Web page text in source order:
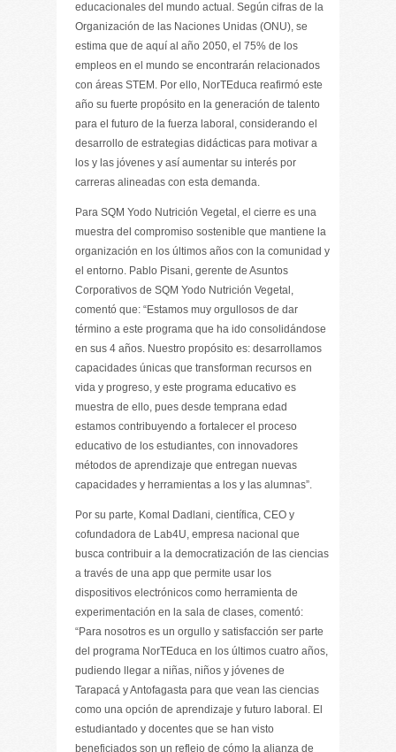
educacionales del mundo actual. Según cifras de la
Organización de las Naciones Unidas (ONU), se
estima que de aquí al año 2050, el 75% de los
empleos en el mundo se encontrarán relacionados
con áreas STEM. Por ello, NorTEduca reafirmó este
año su fuerte propósito en la generación de talento
para el futuro de la fuerza laboral, considerando el
desarrollo de estrategias didácticas para motivar a
los y las jóvenes y así aumentar su interés por
carreras alineadas con esta demanda.
Para SQM Yodo Nutrición Vegetal, el cierre es una
muestra del compromiso sostenible que mantiene la
organización en los últimos años con la comunidad y
el entorno. Pablo Pisani, gerente de Asuntos
Corporativos de SQM Yodo Nutrición Vegetal,
comentó que: “Estamos muy orgullosos de dar
término a este programa que ha ido consolidándose
en sus 4 años. Nuestro propósito es: desarrollamos
capacidades únicas que transforman recursos en
vida y progreso, y este programa educativo es
muestra de ello, pues desde temprana edad
estamos contribuyendo a fortalecer el proceso
educativo de los estudiantes, con innovadores
métodos de aprendizaje que entregan nuevas
capacidades y herramientas a los y las alumnas”.
Por su parte, Komal Dadlani, científica, CEO y
cofundadora de Lab4U, empresa nacional que
busca contribuir a la democratización de las ciencias
a través de una app que permite usar los
dispositivos electrónicos como herramienta de
experimentación en la sala de clases, comentó:
“Para nosotros es un orgullo y satisfacción ser parte
del programa NorTEduca en los últimos cuatro años,
pudiendo llegar a niñas, niños y jóvenes de
Tarapacá y Antofagasta para que vean las ciencias
como una opción de aprendizaje y futuro laboral. El
estudiantado y docentes que se han visto
beneficiados son un reflejo de cómo la alianza de